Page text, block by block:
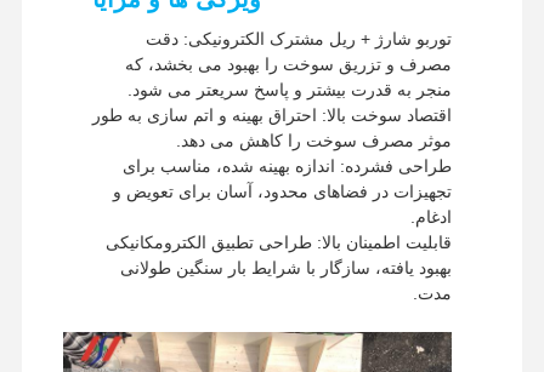
توربو شارژ + ریل مشترک الکترونیکی: دقت
مصرف و تزریق سوخت را بهبود می بخشد، که
منجر به قدرت بیشتر و پاسخ سریعتر می شود.
اقتصاد سوخت بالا: احتراق بهینه و اتم سازی به طور
موثر مصرف سوخت را کاهش می دهد.
طراحی فشرده: اندازه بهینه شده، مناسب برای
تجهیزات در فضاهای محدود، آسان برای تعویض و
ادغام.
قابلیت اطمینان بالا: طراحی تطبیق الکترومکانیکی
بهبود یافته، سازگار با شرایط بار سنگین طولانی
مدت.